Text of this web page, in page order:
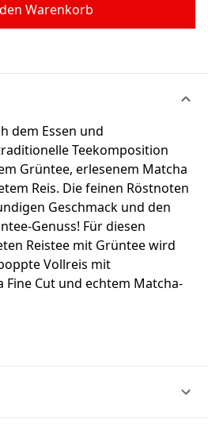
Warenkorb
dem Essen und
Teekomposition
Grüntee, erlesenem Matcha
Reis. Die feinen Röstnoten
Geschmack und den
Genuss! Für diesen
Reistee mit Grüntee wird
Vollreis mit
Fine Cut und echtem Matcha-